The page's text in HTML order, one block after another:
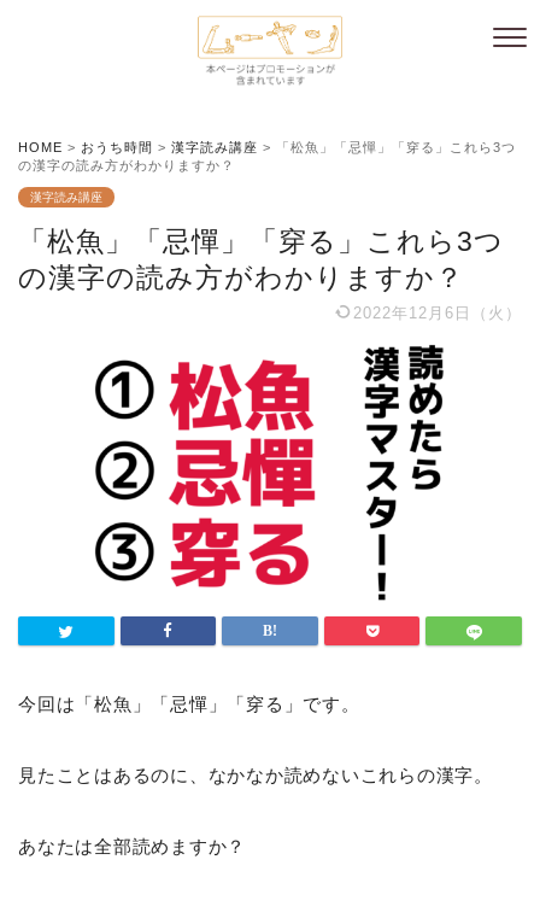
HOME > おうち時間 > 漢字読み講座 >
「松魚」「忌憚」「穿る」これら3つ
の漢字の読み方がわかりますか？
漢字読み講座
「松魚」「忌憚」「穿る」これら3つ
の漢字の読み方がわかりますか？
2022年12月6日（火）
今回は「松魚」「忌憚」「穿る」です。
見たことはあるのに、なかなか読めないこれらの漢字。
あなたは全部読めますか？